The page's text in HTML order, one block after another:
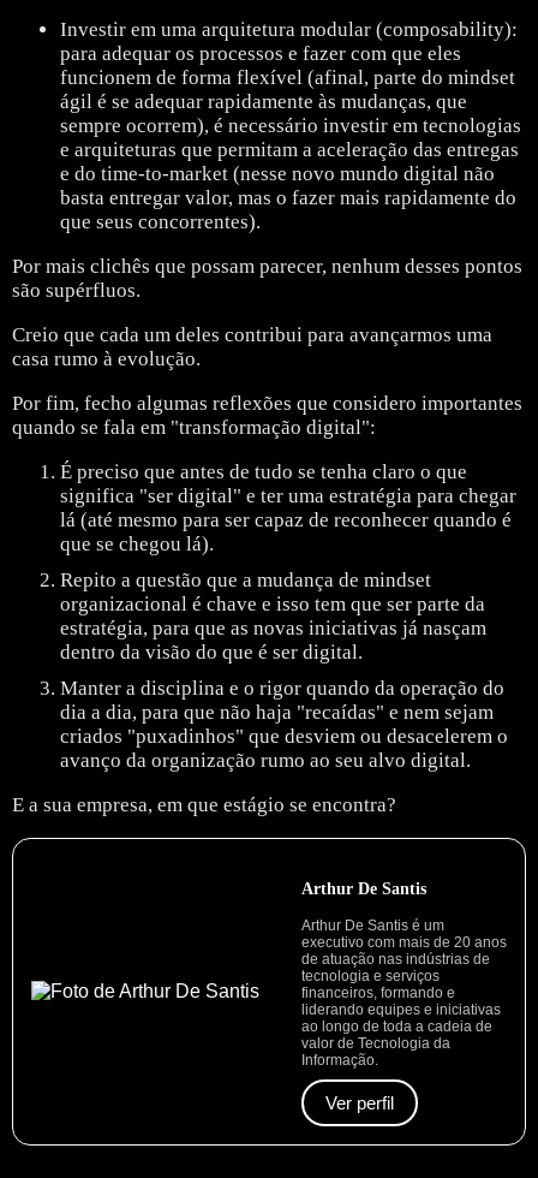
Investir em uma arquitetura modular (composability):
para adequar os processos e fazer com que eles
funcionem de forma flexível (afinal, parte do mindset
ágil é se adequar rapidamente às mudanças, que
sempre ocorrem), é necessário investir em tecnologias
e arquiteturas que permitam a aceleração das entregas
e do time-to-market (nesse novo mundo digital não
basta entregar valor, mas o fazer mais rapidamente do
que seus concorrentes).
Por mais clichês que possam parecer, nenhum desses pontos
são supérfluos.
Creio que cada um deles contribui para avançarmos uma
casa rumo à evolução.
Por fim, fecho algumas reflexões que considero importantes
quando se fala em "transformação digital":
É preciso que antes de tudo se tenha claro o que
significa "ser digital" e ter uma estratégia para chegar
lá (até mesmo para ser capaz de reconhecer quando é
que se chegou lá).
Repito a questão que a mudança de mindset
organizacional é chave e isso tem que ser parte da
estratégia, para que as novas iniciativas já nasçam
dentro da visão do que é ser digital.
Manter a disciplina e o rigor quando da operação do
dia a dia, para que não haja "recaídas" e nem sejam
criados "puxadinhos" que desviem ou desacelerem o
avanço da organização rumo ao seu alvo digital.
E a sua empresa, em que estágio se encontra?
Arthur De Santis
Arthur De Santis é um
executivo com mais de 20 anos
de atuação nas indústrias de
tecnologia e serviços
financeiros, formando e
liderando equipes e iniciativas
ao longo de toda a cadeia de
valor de Tecnologia da
Informação.
Ver perfil